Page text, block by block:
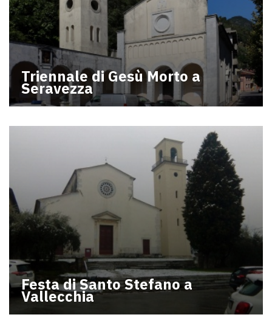
Triennale di Gesù Morto a
Seravezza
Festa di Santo Stefano a
Vallecchia